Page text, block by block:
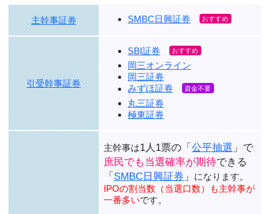
主幹事証券 SMBC日興証券
引受幹事証券
SBI証券
岡三オンライン
岡三証券
みずほ証券
丸三証券
極東証券
主幹事は1人1票の「公平抽選 」で
庶民でも当選確率が期待できる
「SMBC日興証券 」
になります。
IPOの割当数（当選口数）も主幹事が
一番多いです。